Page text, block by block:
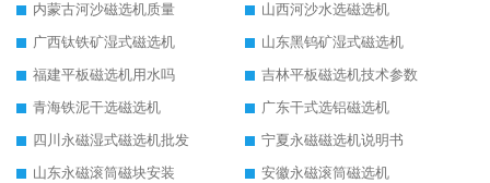
内蒙古河沙磁选机质量
山西河沙水选磁选机
广西钛铁矿湿式磁选机
山东黑钨矿湿式磁选机
福建平板磁选机用水吗
吉林平板磁选机技术参数
青海铁泥干选磁选机
广东干式选铝磁选机
四川永磁湿式磁选机批发
宁夏永磁磁选机说明书
山东永磁滚筒磁块安装
安徽永磁滚筒磁选机